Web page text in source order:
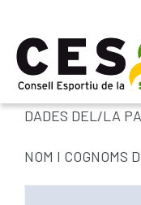
content
INICI
JOCS ESPORTIUS
DADES DEL/LA
NOM I COGNOMS